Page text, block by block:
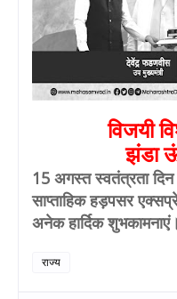
विजयी
झंडा
15 अगस्त स्वतंत्रता दिन
साप्ताहिक हड़पसर
अनेक हार्दिक शुभकामनाएं।
राज्य